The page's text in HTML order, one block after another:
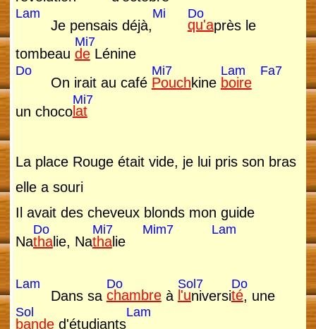
Lam
Je pensais déjà,
Mi Do
qu'après le
tombeau
Mi7
deLénine
Do
On irait au café
Mi7
Pouchkine
Lam
boire
Fa7
un choco
Mi7
lat
La place Rouge était vide, je lui pris son bras
elle a souri
Il avait des cheveux blonds mon guide
Na
Do
thalie, Na
Mi7
thalie
Mim7 Lam
Lam
Dans sa
Do
chambreà
Sol7
l'universi
Do
té, une
Sol
banded'étudiants
Lam